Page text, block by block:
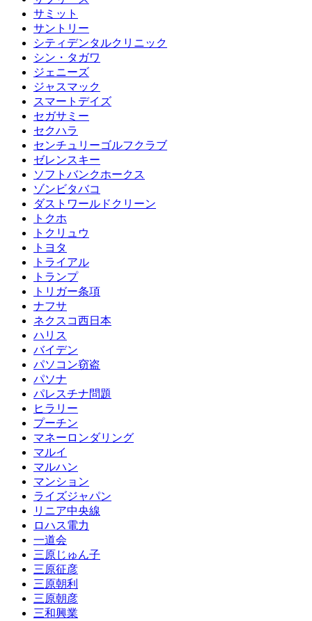
サミット
サントリー
シティデンタルクリニック
シン・タガワ
ジェニーズ
ジャスマック
スマートデイズ
セガサミー
セクハラ
センチュリーゴルフクラブ
ゼレンスキー
ソフトバンクホークス
ゾンビタバコ
ダストワールドクリーン
トクホ
トクリュウ
トヨタ
トライアル
トランプ
トリガー条項
ナフサ
ネクスコ西日本
ハリス
バイデン
パソコン窃盗
パソナ
パレスチナ問題
ヒラリー
プーチン
マネーロンダリング
マルイ
マルハン
マンション
ライズジャパン
リニア中央線
ロハス電力
一道会
三原じゅん子
三原征彦
三原朝利
三原朝彦
三和興業